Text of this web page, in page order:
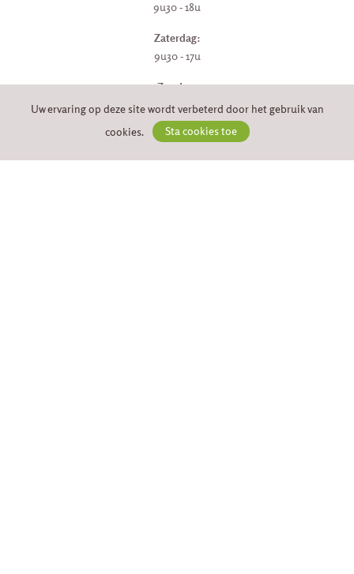
9u30 - 18u
Zaterdag:
9u30 - 17u
Zondag:
gesloten
Uw ervaring op deze site wordt verbeterd door het gebruik van
cookies.
Sta cookies toe